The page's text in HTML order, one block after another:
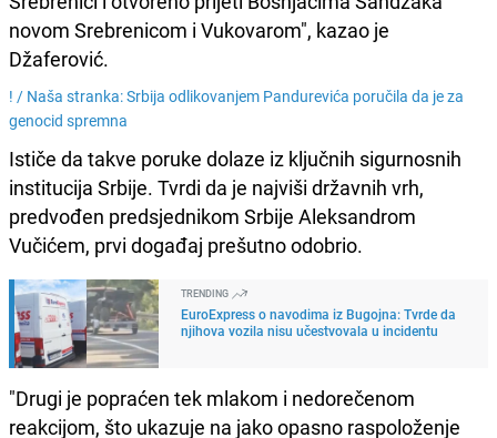
novom Srebrenicom i Vukovarom", kazao je
Džaferović.
! / Naša stranka: Srbija odlikovanjem Pandurevića poručila da je za
genocid spremna
Ističe da takve poruke dolaze iz ključnih sigurnosnih
institucija Srbije. Tvrdi da je najviši državnih vrh,
predvođen predsjednikom Srbije Aleksandrom
Vučićem, prvi događaj prešutno odobrio.
TRENDING
EuroExpress o navodima iz Bugojna: Tvrde da
njihova vozila nisu učestvovala u incidentu
"Drugi je popraćen tek mlakom i nedorečenom
reakcijom, što ukazuje na jako opasno raspoloženje